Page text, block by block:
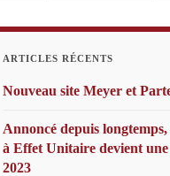
ARTICLES RÉCENTS
Nouveau site Meyer et
Annoncé depuis
à Effet Unitaire devient
2023